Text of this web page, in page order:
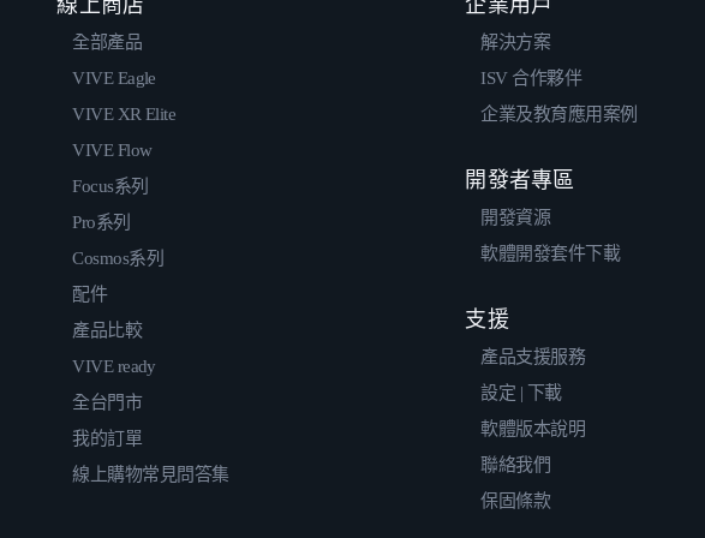
線上商店
全部產品
VIVE Eagle
VIVE XR Elite
VIVE Flow
Focus系列
Pro系列
Cosmos系列
配件
產品比較
VIVE ready
全台門市
我的訂單
線上購物常見問答集
企業用戶
解決方案
ISV 合作夥伴
企業及教育應用案例
開發者專區
開發資源
軟體開發套件下載
支援
產品支援服務
設定 | 下載
軟體版本說明
聯絡我們
保固條款